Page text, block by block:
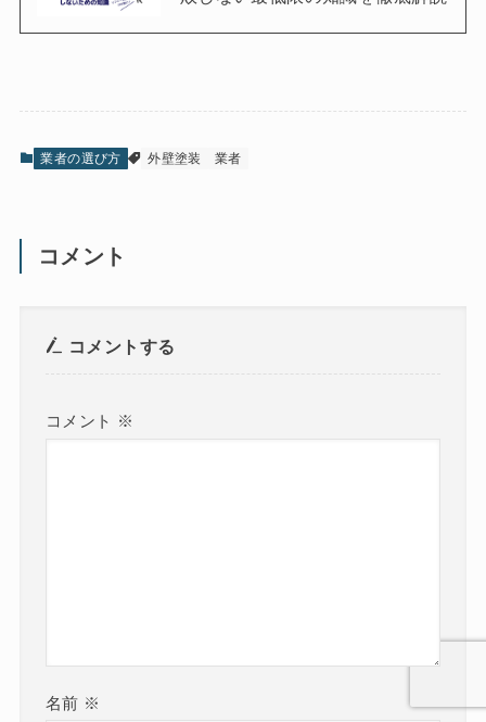
業者の選び方 外壁塗装 業者
コメント
コメントする
コメント ※
名前 ※